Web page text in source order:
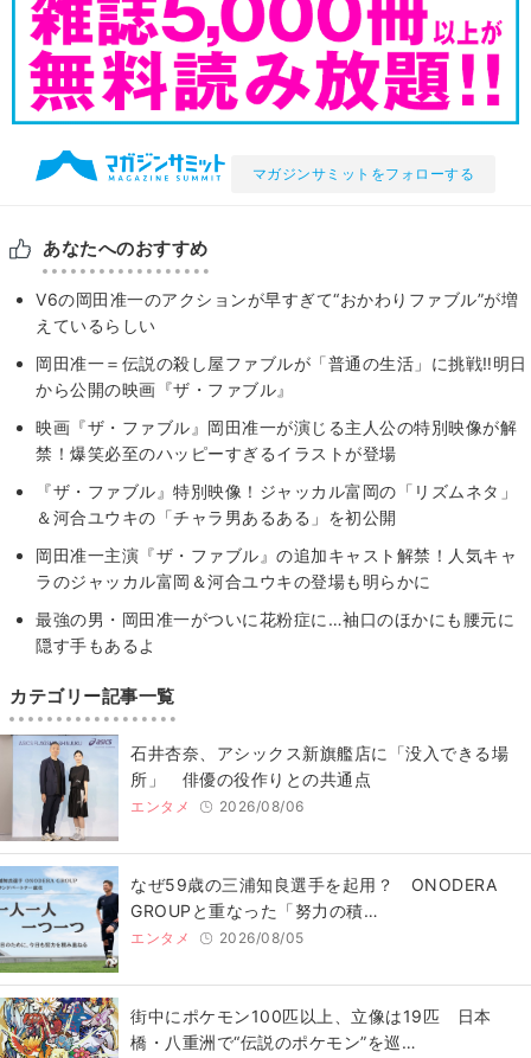
マガジンサミットをフォローする
あなたへのおすすめ
V6の岡田准一のアクションが早すぎて“おかわりファブル”が増
えているらしい
岡田准一＝伝説の殺し屋ファブルが「普通の生活」に挑戦‼明日
から公開の映画『ザ・ファブル』
映画『ザ・ファブル』岡田准一が演じる主人公の特別映像が解
禁！爆笑必至のハッピーすぎるイラストが登場
『ザ・ファブル』特別映像！ジャッカル富岡の「リズムネタ」
＆河合ユウキの「チャラ男あるある」を初公開
岡田准一主演『ザ・ファブル』の追加キャスト解禁！人気キャ
ラのジャッカル富岡＆河合ユウキの登場も明らかに
最強の男・岡田准一がついに花粉症に…袖口のほかにも腰元に
隠す手もあるよ
カテゴリー記事一覧
石井杏奈、アシックス新旗艦店に「没入できる場
所」 俳優の役作りとの共通点
エンタメ 2026/08/06
なぜ59歳の三浦知良選手を起用？ ONODERA
GROUPと重なった「努力の積…
エンタメ 2026/08/05
街中にポケモン100匹以上、立像は19匹 日本
橋・八重洲で“伝説のポケモン”を巡…